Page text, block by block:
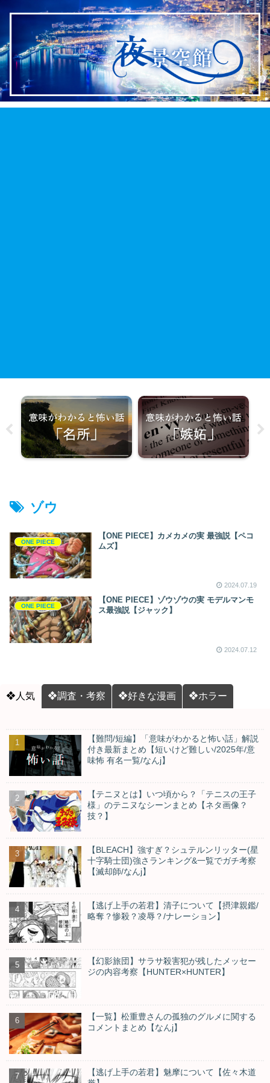
ゾウ
ONE PIECE
【ONE PIECE】カメカメの実 最強説【ペコ
ムズ】
2024.07.19
ONE PIECE
【ONE PIECE】ゾウゾウの実 モデルマンモ
ス最強説【ジャック】
2024.07.12
❖人気 ❖調査・考察 ❖好きな漫画 ❖ホラー
【難問/短編】「意味がわかると怖い話」解説
付き最新まとめ【短いけど難しい/2025年/意
味怖 有名一覧/なんj】
【テニヌとは】いつ頃から？「テニスの王子
様」のテニヌなシーンまとめ【ネタ画像？
技？】
【BLEACH】強すぎ？シュテルンリッター(星
十字騎士団)強さランキング&一覧でガチ考察
【滅却師/なんj】
【逃げ上手の若君】清子について【摂津親鑑/
略奪？惨殺？凌辱？/ナレーション】
【幻影旅団】サラサ殺害犯が残したメッセー
ジの内容考察【HUNTER×HUNTER】
【一覧】松重豊さんの孤独のグルメに関する
コメントまとめ【なんj】
【逃げ上手の若君】魅摩について【佐々木道